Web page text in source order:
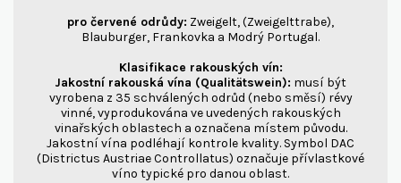
pro červené odrůdy: Zweigelt, (Zweigelttrabe),
Blauburger, Frankovka a Modrý Portugal.
Klasifikace rakouských vín:
Jakostní rakouská vína (Qualitätswein): musí být
vyrobena z 35 schválených odrůd (nebo směsí) révy
vinné, vyprodukována ve uvedených rakouských
vinařských oblastech a označena místem původu.
Jakostní vína podléhají kontrole kvality. Symbol DAC
(Districtus Austriae Controllatus) označuje přívlastkové
víno typické pro danou oblast.